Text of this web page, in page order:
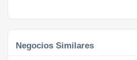
Negocios Similares